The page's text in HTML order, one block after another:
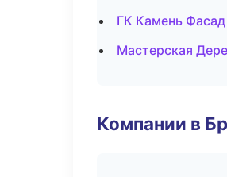
ГК Камень
Мастерская
Компании в